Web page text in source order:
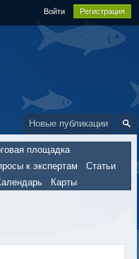
Войти Регистрация
Новые публикации
площадка
к экспертам
Статьи
Карты